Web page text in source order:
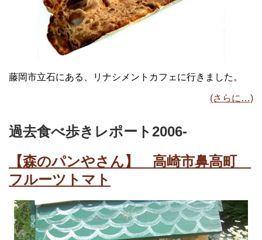
藤岡市立石にある、リナシメントカフェに行きました。
(さらに…)
過去食べ歩きレポート2006-
【森のパンやさん】 高崎市鼻高町
フルーツトマト